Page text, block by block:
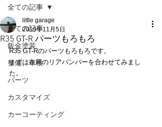
全ての記事
鈑金塗装
整備、車検
パーツ
カスタマイズ
カーコーティング
全ての記事
R35 GT-R パーツもろもろ
little garage
2019年11月5日
R35 GT-Rのパーツもろもろです。
まずは在庫のリアバンパーを合わせてみまし
た。